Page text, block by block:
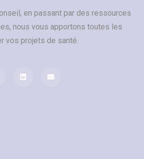
en passant par des ressources
nous vous apportons toutes les
vos projets de santé.